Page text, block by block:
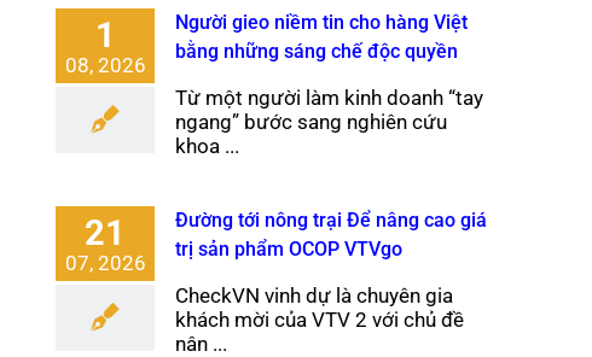
1
08, 2026
Người gieo niềm tin cho hàng Việt
bằng những sáng chế độc quyền
Từ một người làm kinh doanh “tay
ngang” bước sang nghiên cứu
khoa ...
21
07, 2026
Đường tới nông trại Để nâng cao giá
trị sản phẩm OCOP VTVgo
CheckVN vinh dự là chuyên gia
khách mời của VTV 2 với chủ đề
nân ...